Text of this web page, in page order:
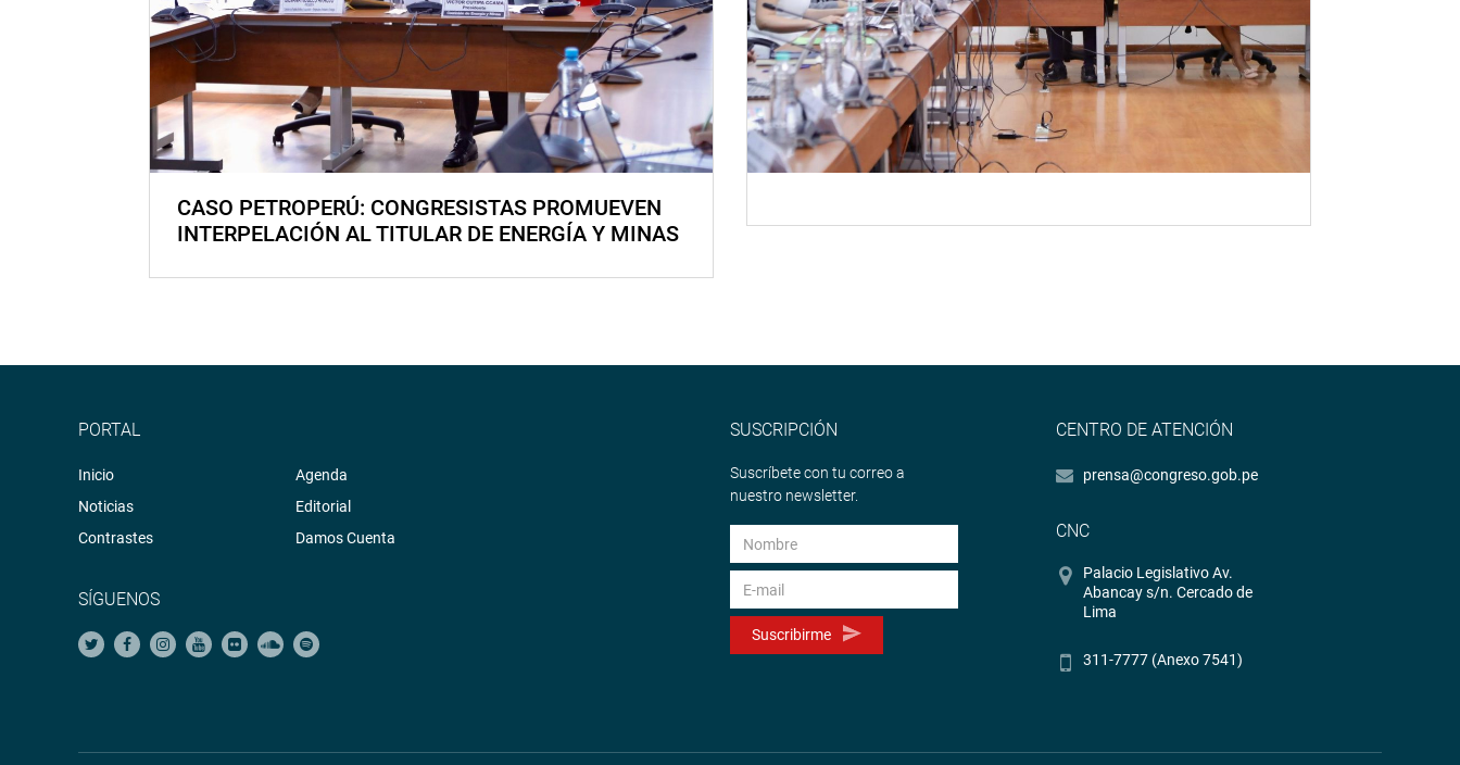
CASO PETROPERÚ: CONGRESISTAS PROMUEVEN
INTERPELACIÓN AL TITULAR DE ENERGÍA Y MINAS
PORTAL
Inicio
Noticias
Contrastes
Agenda
Editorial
Damos Cuenta
SÍGUENOS
SUSCRIPCIÓN
Suscríbete con tu correo a
nuestro newsletter.
Suscribirme
CENTRO DE ATENCIÓN
prensa@congreso.gob.pe
CNC
Palacio Legislativo Av.
Abancay s/n. Cercado de
Lima
311-7777 (Anexo 7541)